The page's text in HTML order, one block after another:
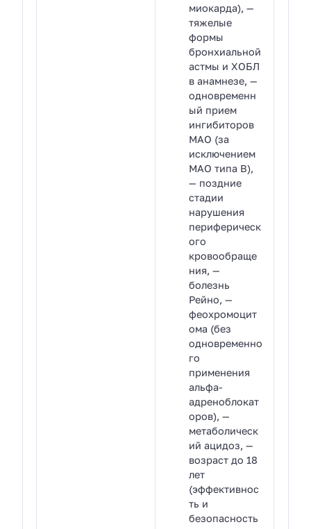
миокарда), —
тяжелые
формы
бронхиальной
астмы и ХОБЛ
в анамнезе, —
одновременн
ый прием
ингибиторов
МАО (за
исключением
МАО типа В),
— поздние
стадии
нарушения
периферическ
ого
кровообраще
ния, —
болезнь
Рейно, —
феохромоцит
ома (без
одновременно
го
применения
альфа-
адреноблокат
оров), —
метаболическ
ий ацидоз, —
возраст до 18
лет
(эффективнос
ть и
безопасность